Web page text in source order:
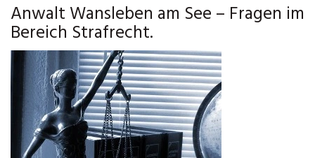
Anwalt Wansleben am See – Fragen im
Bereich Strafrecht.